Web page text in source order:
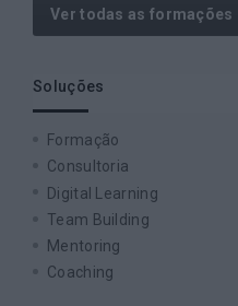
Ver todas as formações
Soluções
Formação
Consultoria
Digital Learning
Team Building
Mentoring
Coaching